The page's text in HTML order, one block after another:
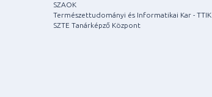
SZAOK
Természettudományi és Informatikai Kar - TTIK
SZTE Tanárképző Központ